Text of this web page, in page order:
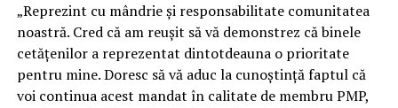
„Reprezint cu mândrie și responsabilitate comunitatea
noastră. Cred că am reușit să vă demonstrez că binele
cetățenilor a reprezentat dintotdeauna o prioritate
pentru mine. Doresc să vă aduc la cunoștință faptul că
voi continua acest mandat în calitate de membru PMP,